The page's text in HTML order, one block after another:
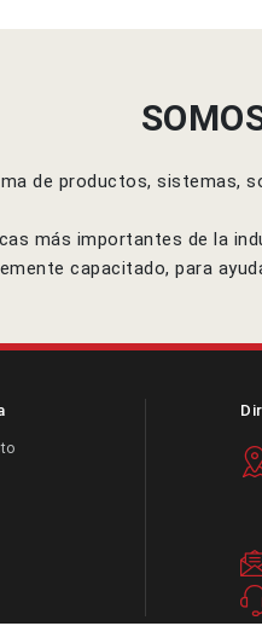
de productos, sistemas,
más importantes de la
capacitado, para